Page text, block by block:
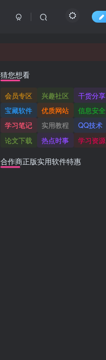
猜您想看
会员专区 兴趣社区 干货分享
宝藏软件
优质网站 信息安全
学习笔记
实用教程 QQ技术
论文下载
热点时事 学习资源
合作商正版实用软件特惠